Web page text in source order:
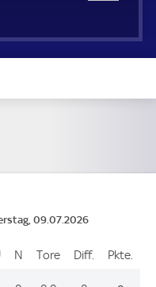
09.07.2026
Unentschieden
N Niederlagen
Tore ToreDiff. Differenz
Pkte.